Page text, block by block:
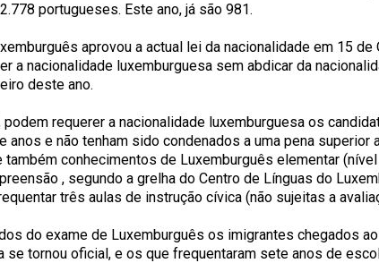
portugueses. Este ano, já são 981.
aprovou a actual lei da nacionalidade em 15 de
a nacionalidade luxemburguesa sem abdicar da
deste ano.
podem requerer a nacionalidade luxemburguesa os
anos e não tenham sido condenados a uma pena superior
também conhecimentos de Luxemburguês elementar
, segundo a grelha do Centro de Línguas do
três aulas de instrução cívica (não sujeitas a
do exame de Luxemburguês os imigrantes chegados
se tornou oficial, e os que frequentaram sete anos de